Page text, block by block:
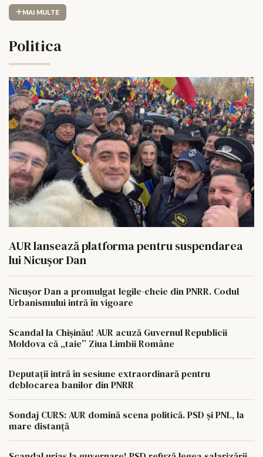
MAI MULTE
Politica
AUR lansează platforma pentru suspendarea
lui Nicușor Dan
Nicușor Dan a promulgat legile-cheie din PNRR. Codul
Urbanismului intră în vigoare
Scandal la Chișinău! AUR acuză Guvernul Republicii
Moldova că „taie” Ziua Limbii Române
Deputații intră în sesiune extraordinară pentru
deblocarea banilor din PNRR
Sondaj CURS: AUR domină scena politică. PSD și PNL, la
mare distanță